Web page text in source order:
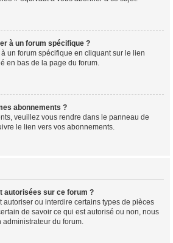
à un forum spécifique ?
un forum spécifique en cliquant sur le lien
en bas de la page du forum.
abonnements ?
veuillez vous rendre dans le panneau de
le lien vers vos abonnements.
autorisées sur ce forum ?
autoriser ou interdire certains types de pièces
de savoir ce qui est autorisé ou non, nous
administrateur du forum.